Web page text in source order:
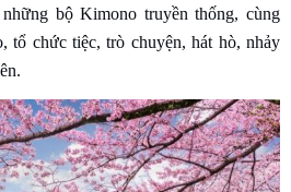
bộ Kimono truyền thống, cùng
tổ chức tiệc, trò chuyện, hát hò, nhảy